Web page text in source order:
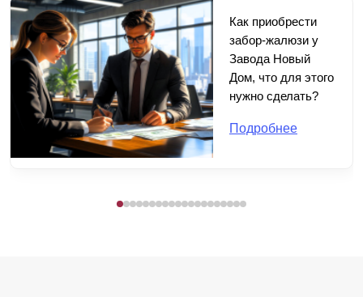
Как приобрести
забор-жалюзи у
Завода Новый
Дом, что для этого
нужно сделать?
Подробнее